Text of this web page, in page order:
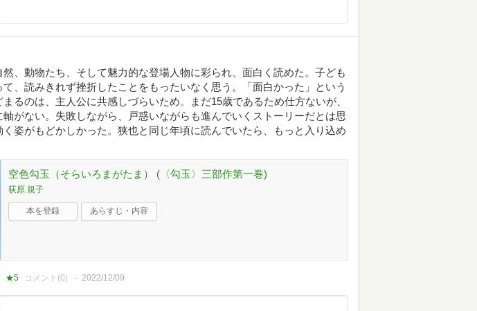
然、動物たち、そして魅力的な登場人物に彩られ、面白く読めた。子ども
、読みきれず挫折したことをもったいなく思う。「面白かった」という
るのは、主人公に共感しづらいため。まだ15歳であるため仕方ないが、
がない。失敗しながら、戸惑いながらも進んでいくストーリーだとは思
く姿がもどかしかった。狭也と同じ年頃に読んでいたら、もっと入り込め
空色勾玉（そらいろまがたま） (〈勾玉〉三部作第一巻)
荻原 規子
本を登録 あらすじ・内容
★5 コメント(0) 2022/12/09